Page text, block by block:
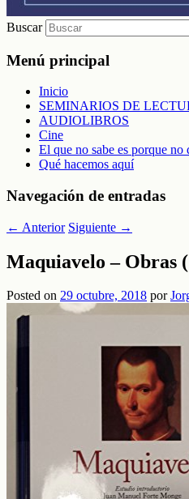
Buscar
Menú principal
Inicio
SEMINARIOS DE
AUDIOLIBROS
Cine
El que no sabe es porque no
Qué hacemos aquí
Navegación de entradas
← Anterior Siguiente →
Maquiavelo – Obras
Posted on 29 octubre, 2018 por